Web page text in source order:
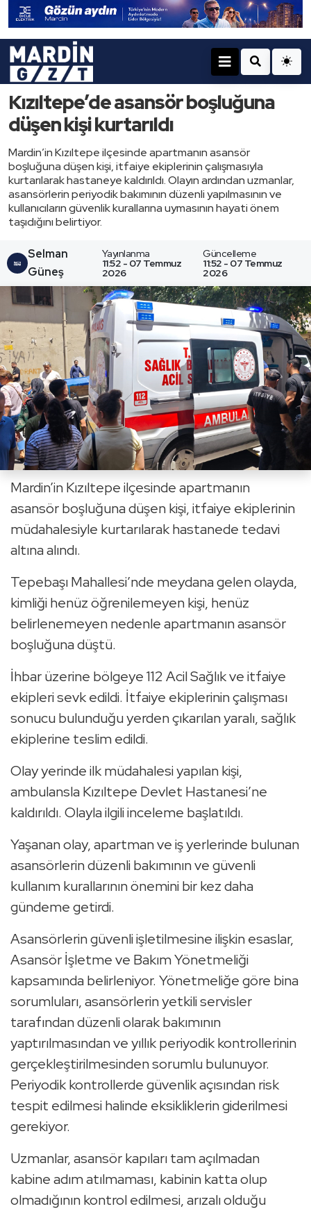
Kızıltepe’de asansör boşluğuna
düşen kişi kurtarıldı
Mardin’in Kızıltepe ilçesinde apartmanın asansör
boşluğuna düşen kişi, itfaiye ekiplerinin çalışmasıyla
kurtarılarak hastaneye kaldırıldı. Olayın ardından uzmanlar,
asansörlerin periyodik bakımının düzenli yapılmasının ve
kullanıcıların güvenlik kurallarına uymasının hayati önem
taşıdığını belirtiyor.
Selman
Güneş
Yayınlanma
11:52 - 07 Temmuz
2026
Güncelleme
11:52 - 07 Temmuz
2026
Mardin’in Kızıltepe ilçesinde apartmanın
asansör boşluğuna düşen kişi, itfaiye ekiplerinin
müdahalesiyle kurtarılarak hastanede tedavi
altına alındı.
Tepebaşı Mahallesi’nde meydana gelen olayda,
kimliği henüz öğrenilemeyen kişi, henüz
belirlenemeyen nedenle apartmanın asansör
boşluğuna düştü.
İhbar üzerine bölgeye 112 Acil Sağlık ve itfaiye
ekipleri sevk edildi. İtfaiye ekiplerinin çalışması
sonucu bulunduğu yerden çıkarılan yaralı, sağlık
ekiplerine teslim edildi.
Olay yerinde ilk müdahalesi yapılan kişi,
ambulansla Kızıltepe Devlet Hastanesi’ne
kaldırıldı. Olayla ilgili inceleme başlatıldı.
Yaşanan olay, apartman ve iş yerlerinde bulunan
asansörlerin düzenli bakımının ve güvenli
kullanım kurallarının önemini bir kez daha
gündeme getirdi.
Asansörlerin güvenli işletilmesine ilişkin esaslar,
Asansör İşletme ve Bakım Yönetmeliği
kapsamında belirleniyor. Yönetmeliğe göre bina
sorumluları, asansörlerin yetkili servisler
tarafından düzenli olarak bakımının
yaptırılmasından ve yıllık periyodik kontrollerinin
gerçekleştirilmesinden sorumlu bulunuyor.
Periyodik kontrollerde güvenlik açısından risk
tespit edilmesi halinde eksikliklerin giderilmesi
gerekiyor.
Uzmanlar, asansör kapıları tam açılmadan
kabine adım atılmaması, kabinin katta olup
olmadığının kontrol edilmesi, arızalı olduğu